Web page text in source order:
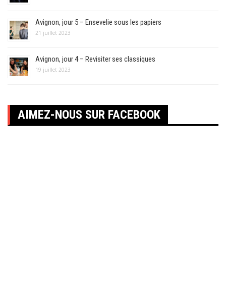
Avignon, jour 5 – Ensevelie sous les papiers
21 juillet 2023
Avignon, jour 4 – Revisiter ses classiques
19 juillet 2023
AIMEZ-NOUS SUR FACEBOOK